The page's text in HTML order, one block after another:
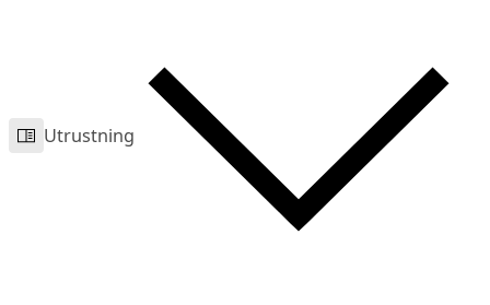
Utrustning